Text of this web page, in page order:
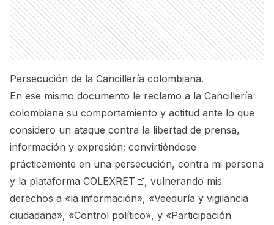
Persecución de la Cancillería colombiana.
En ese mismo documento le reclamo a la Cancillería
colombiana su comportamiento y actitud ante lo que
considero un ataque contra la libertad de prensa,
información y expresión; convirtiéndose
prácticamente en una persecución, contra mi persona
y la plataforma COLEXRET
, vulnerando mis
derechos a «la información», «Veeduría y vigilancia
ciudadana», «Control político», y «Participación